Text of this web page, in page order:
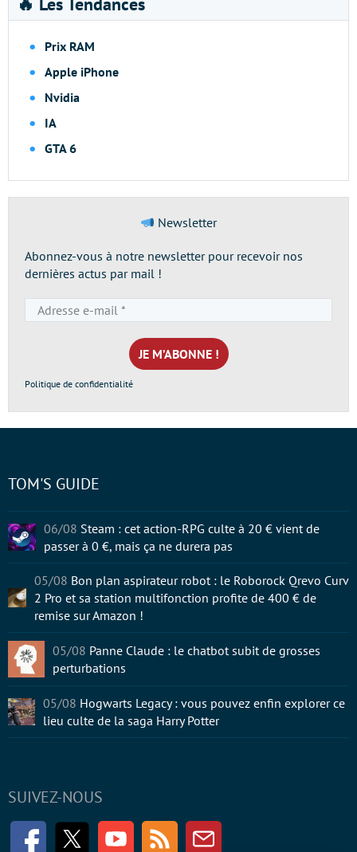
Prix RAM
Apple iPhone
Nvidia
IA
GTA 6
Newsletter
Abonnez-vous à notre newsletter pour recevoir nos
dernières actus par mail !
e-
mail
*
Politique de confidentialité
SUIVEZ-NOUS
FacebookTwitter Youtube RSS Newsletter
TOM'S GUIDE
06/08 Steam : cet action-RPG culte à 20 € vient de
passer à 0 €, mais ça ne durera pas
05/08 Bon plan aspirateur robot : le Roborock Qrevo Curv
2 Pro et sa station multifonction profite de 400 € de
remise sur Amazon !
05/08 Panne Claude : le chatbot subit de grosses
perturbations
05/08 Hogwarts Legacy : vous pouvez enfin explorer ce
lieu culte de la saga Harry Potter